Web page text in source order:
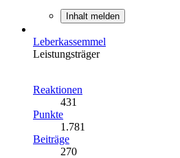
Inhalt melden
Leberkassemmel
Leistungsträger
Reaktionen
431
Punkte
1.781
Beiträge
270